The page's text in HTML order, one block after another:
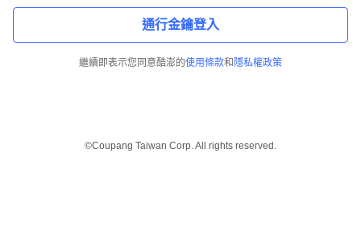
通行金鑰登入
繼續即表示您同意酷澎的使用條款和 隱私權政策
©Coupang Taiwan Corp. All rights reserved.